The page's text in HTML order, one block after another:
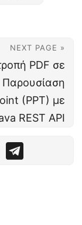
NEXT PAGE »
PDF σε
Παρουσίαση
(PPT) με
REST API